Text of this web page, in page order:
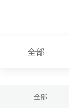
全部
全部